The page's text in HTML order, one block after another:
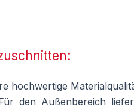
den Außenbereich